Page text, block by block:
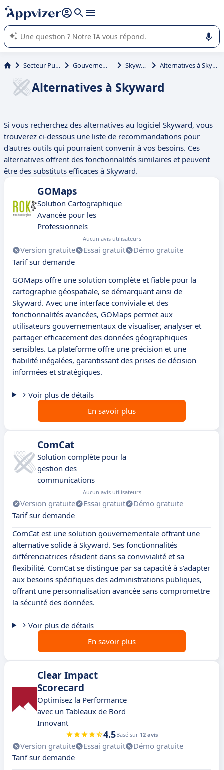
répondre (plusieurs lignes avec
L'IA de Appvizer vous guide dans l'utilisation ou la sélection de
logiciel SaaS en entreprise.
Secteur Public Gouvernement Skyward Alternatives à Skyward
Alternatives à Skyward
Si vous recherchez des alternatives au logiciel Skyward, vous
trouverez ci-dessous une liste de recommandations pour
d'autres outils qui pourraient convenir à vos besoins. Ces
alternatives offrent des fonctionnalités similaires et peuvent
être des substituts efficaces à Skyward.
GOMaps
Solution Cartographique
Avancée pour les
Professionnels
Aucun avis utilisateurs
Version gratuite Essai gratuit
Démo gratuite
Tarif sur demande
GOMaps offre une solution complète et fiable pour la
cartographie géospatiale, se démarquant ainsi de
Skyward. Avec une interface conviviale et des
fonctionnalités avancées, GOMaps permet aux
utilisateurs gouvernementaux de visualiser, analyser et
partager efficacement des données géographiques
sensibles. La plateforme offre une précision et une
fiabilité inégalées, garantissant des prises de décision
informées et stratégiques.
Voir plus de détails
En savoir plus
ComCat
Solution complète pour la
gestion des
communications
Aucun avis utilisateurs
Version gratuite Essai gratuit
Démo gratuite
Tarif sur demande
ComCat est une solution gouvernementale offrant une
alternative solide à Skyward. Ses fonctionnalités
différenciatrices résident dans sa convivialité et sa
flexibilité. ComCat se distingue par sa capacité à s'adapter
aux besoins spécifiques des administrations publiques,
offrant une personnalisation avancée sans compromettre
la sécurité des données.
Voir plus de détails
En savoir plus
Clear Impact
Scorecard
Optimisez la Performance
avec un Tableaux de Bord
Innovant
4.5Basé sur 12 avis
Version gratuite Essai gratuit
Démo gratuite
Tarif sur demande